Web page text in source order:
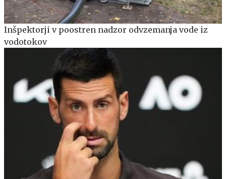
Inšpektorji v poostren nadzor odvzemanja vode iz
vodotokov